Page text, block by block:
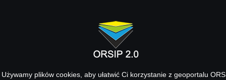
Używamy plików cookies, aby ułatwić Ci korzystanie z geoportalu